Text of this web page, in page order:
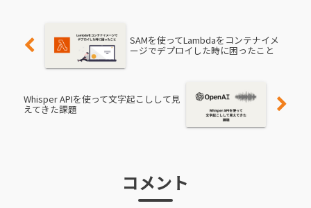
SAMを使ってLambdaをコンテナイメ
ージでデプロイした時に困ったこと
Whisper APIを使って文字起こしして見
えてきた課題
コメント